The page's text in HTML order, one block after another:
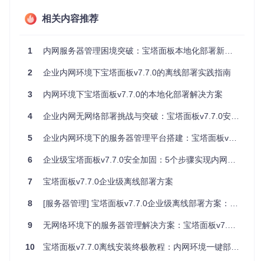
内置的版本验证与完整性校验功能
实施步骤：本地化部署的核心流程
核心原理：建立独立的安装工作区，确保关键文件完整可用。
操作指南：
mkdir -p /root/btpanel-offline
# 复制核心安装文件
cp
cp install/public.sh /root/btpanel-offline/
相关内容推荐
1 内网服务器管理困境突破：宝塔面板本地化部署新方案
2 企业内网环境下宝塔面板v7.7.0的离线部署实践指南
3 内网环境下宝塔面板v7.7.0的本地化部署解决方案
4 企业内网无网络部署挑战与突破：宝塔面板v7.7.0安全合规解决方案
5 企业内网环境下的服务器管理平台搭建：宝塔面板v7.7.0离线部署全攻略
6 企业级宝塔面板v7.7.0安全加固：5个步骤实现内网无网络环境部署
7 宝塔面板v7.7.0企业级离线部署方案
8 [服务器管理] 宝塔面板v7.7.0企业级离线部署方案：本地化资源无网络环境安全加固实践
9 无网络环境下的服务器管理解决方案：宝塔面板v7.7.0离线部署实战指南
10 宝塔面板v7.7.0离线安装终极教程：内网环境一键部署指南